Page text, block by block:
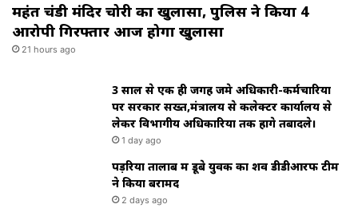
महंत चंडी मंदिर चोरी का खुलासा, पुलिस ने किया 4
आरोपी गिरफ्तार आज होगा खुलासा
21 hours ago
3 साल से एक ही जगह जमे अधिकारी-कर्मचारियों
पर सरकार सख्त,मंत्रालय से कलेक्टर कार्यालय से
लेकर विभागीय अधिकारियों तक होंगे तबादले।
1 day ago
पड़रिया तालाब में डूबे युवक का शव डीडीआरफ टीम
ने किया बरामद
2 days ago